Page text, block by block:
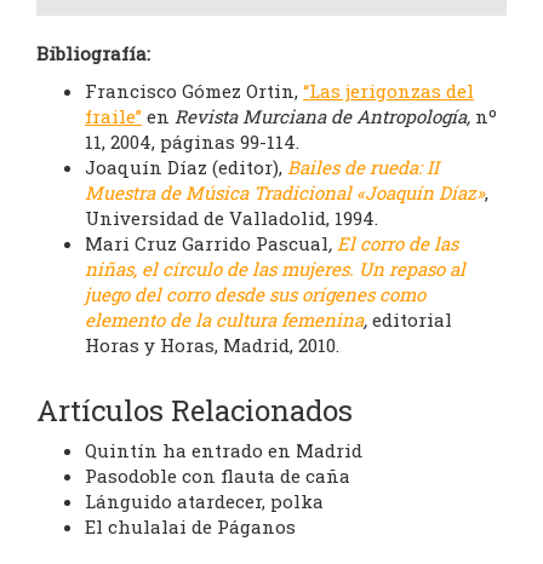
Bibliografía:
Francisco Gómez Ortin, “Las jerigonzas del
fraile” en Revista Murciana de Antropología, nº
11, 2004, páginas 99-114.
Joaquín Díaz (editor), Bailes de rueda: II
Muestra de Música Tradicional «Joaquín Díaz»,
Universidad de Valladolid, 1994.
Mari Cruz Garrido Pascual, El corro de las
niñas, el círculo de las mujeres. Un repaso al
juego del corro desde sus orígenes como
elemento de la cultura femenina, editorial
Horas y Horas, Madrid, 2010.
Artículos Relacionados
Quintín ha entrado en Madrid
Pasodoble con flauta de caña
Lánguido atardecer, polka
El chulalai de Páganos